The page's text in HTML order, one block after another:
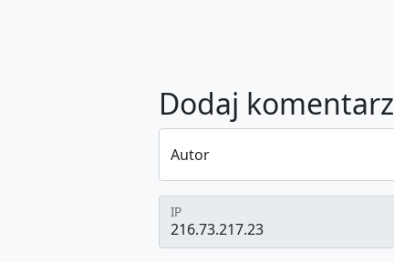
Dodaj komentarz
Autor
IP